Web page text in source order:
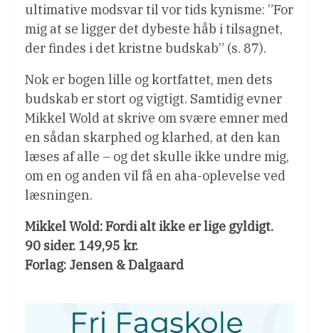
ultimative modsvar til vor tids kynisme: ”For
mig at se ligger det dybeste håb i tilsagnet,
der findes i det kristne budskab” (s. 87).
Nok er bogen lille og kortfattet, men dets
budskab er stort og vigtigt. Samtidig evner
Mikkel Wold at skrive om svære emner med
en sådan skarphed og klarhed, at den kan
læses af alle – og det skulle ikke undre mig,
om en og anden vil få en aha-oplevelse ved
læsningen.
Mikkel Wold: Fordi alt ikke er lige gyldigt.
90 sider. 149,95 kr.
Forlag: Jensen & Dalgaard